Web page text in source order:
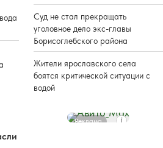
Суд не стал прекращать
уголовное дело экс-главы
Борисоглебского района
Жители ярославского села
боятся критической ситуации с
водой
Реклама